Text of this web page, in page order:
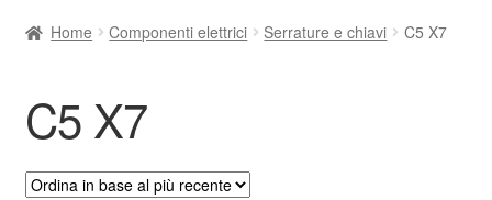
Contatto
Il mio account
Home Componenti elettrici Serrature e chiavi C5 X7
C5 X7